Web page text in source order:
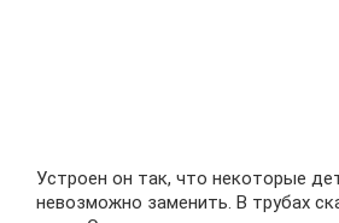
Устроен он так, что некоторые
невозможно заменить. В трубах